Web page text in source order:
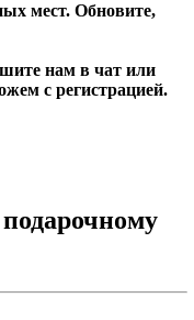
мест. Обновите,
нам в чат или
с регистрацией.